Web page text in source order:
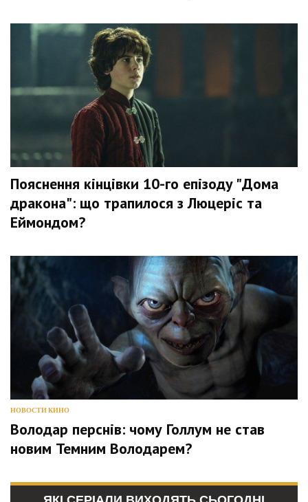
Пояснення кінцівки 10-го епізоду "Дома
дракона": що трапилося з Люцеріс та
Еймондом?
НОВОСТИ КИНО
Володар перснів: чому Голлум не став
новим Темним Володарем?